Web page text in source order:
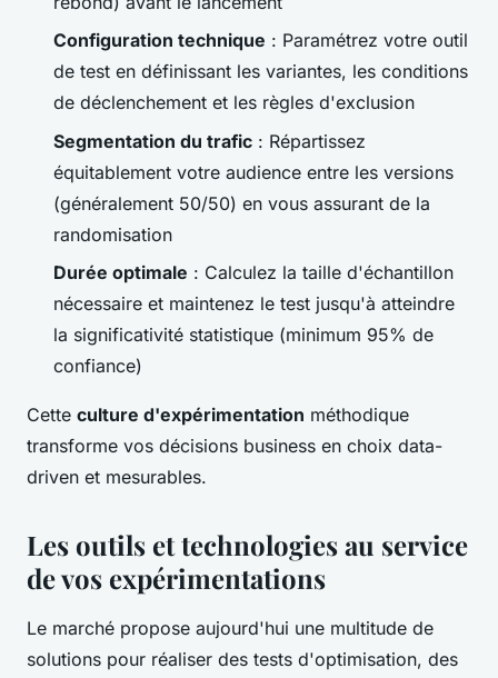
Configuration technique : Paramétrez votre outil
de test en définissant les variantes, les conditions
de déclenchement et les règles d'exclusion
Segmentation du trafic : Répartissez
équitablement votre audience entre les versions
(généralement 50/50) en vous assurant de la
randomisation
Durée optimale : Calculez la taille d'échantillon
nécessaire et maintenez le test jusqu'à atteindre
la significativité statistique (minimum 95% de
confiance)
Cette culture d'expérimentation méthodique
transforme vos décisions business en choix data-
driven et mesurables.
Les outils et technologies au service
de vos expérimentations
Le marché propose aujourd'hui une multitude de
solutions pour réaliser des tests d'optimisation, des